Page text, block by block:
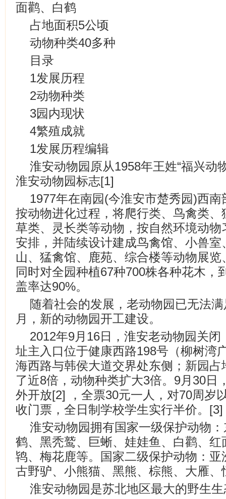
面鹳、白鹤
占地面积5公顷
动物种类40多种
目录
1发展历程
2动物种类
3园内现状
4繁殖成就
1发展历程编辑
淮安动物园原从1958年王姓“福兴动
淮安动物园标志[1]
1977年在南园(今淮安市楚秀园)西
按动物进化过程，将爬行类、鸟禽类
草类、灵长类等动物，按自然环境动
安排，并陆续设计建成鸟禽馆、小兽
山、猛禽馆、鹿苑、综合楼等动物展
同时对全园种植67种700株各种花木，
盖率达90%。
随着社会的发展，老动物园已无法
月，新的动物园开工建设。
2012年9月16日，淮安老动物园关
址主入口位于健康西路198号（柳树湾
海西路与韩侯大道交界处东侧；新园
了近8倍，动物种类扩大3倍。9月30日
外开放[2] ，全票30元一人，对70周岁
收门票，全日制学校学生实行半价。[3]
淮安动物园拥有国家一级保护动物
鹤、黑秃鹫、巨蜥、娃娃鱼、白鹳、
鸨、梅花鹿等。国家二级保护动物：
古野驴、小熊猫、黑熊、棕熊、大雁
淮安动物园是苏北地区最大的野生